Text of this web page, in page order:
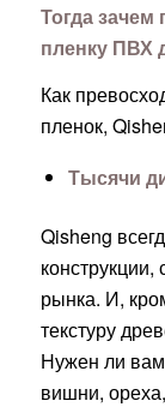
Тогда
пленку ПВХ
Как
пленок,
Тысячи
Qisheng
рынка. И,
текстуру
Нужен ли вам
вишни,